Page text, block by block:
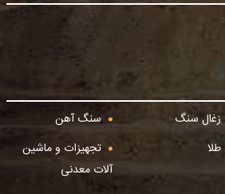
زغال سنگ
سنگ آهن
طلا
تجهیزات و ماشین
آلات معدنی